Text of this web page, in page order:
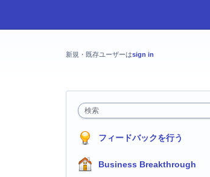
新規・既存ユーザーはsign in
検索
フィードバックを行う
Business Breakthrough